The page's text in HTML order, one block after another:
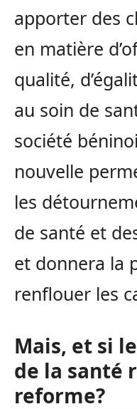
apporter des
en matière
qualité,
au soin de
société
nouvelle
les
de santé et
et donnera la
renflouer les
Mais, et si
de la santé
reforme?